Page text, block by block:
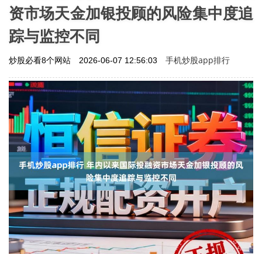
资市场天金加银投顾的风险集中度追
踪与监控不同
炒股必看8个网站 2026-06-07 12:56:03 手机炒股app排行